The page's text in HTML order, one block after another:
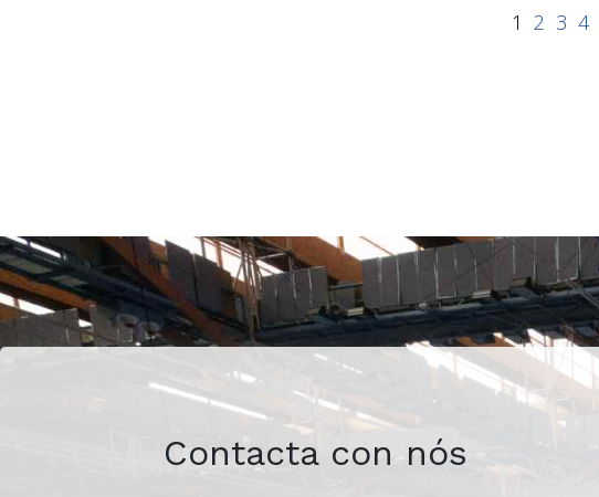
1 2 3 4
Contacta con nós